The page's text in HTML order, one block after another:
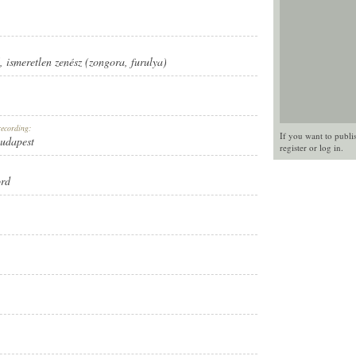
If you want to
register or log in.
, ismeretlen zenész (zongora, furulya)